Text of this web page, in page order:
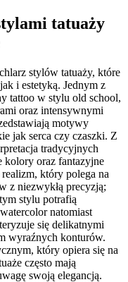
tatuaży
stylów tatuaży, które
i estetyką. Jednym z
tattoo w stylu old school,
oraz intensywnymi
motywy
jak serca czy czaszki. Z
tradycyjnych
kolory oraz fantazyjne
który polega na
z niezwykłą precyzją;
stylu potrafią
natomiast
się delikatnymi
wyraźnych konturów.
który opiera się na
często mają
swoją elegancją.